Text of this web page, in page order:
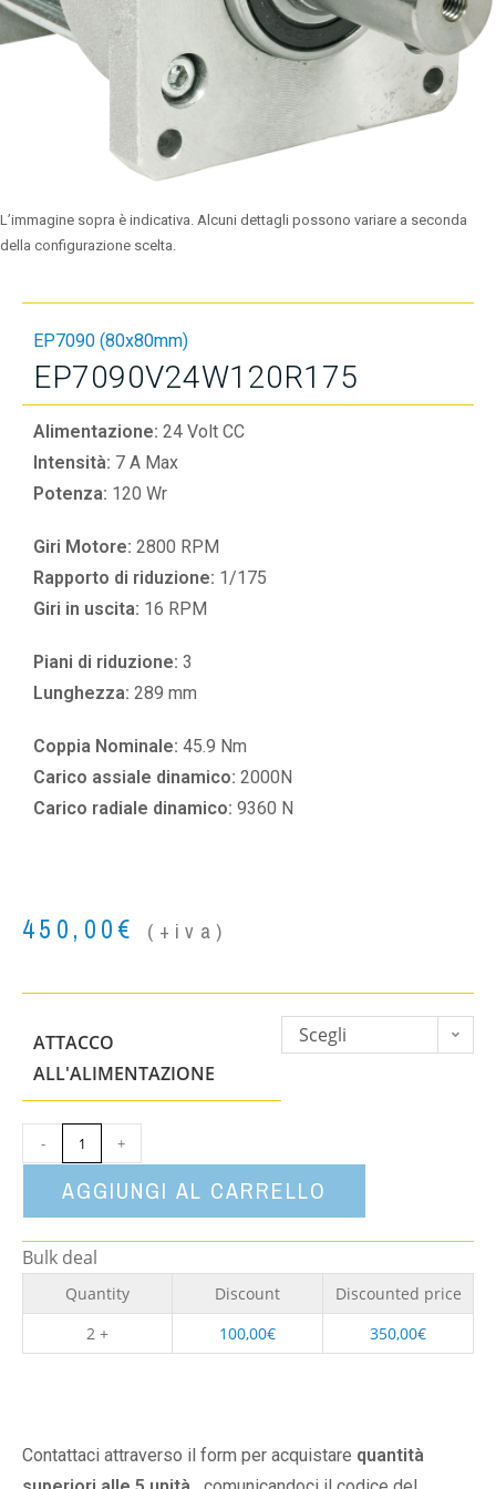
L’immagine sopra è indicativa. Alcuni dettagli possono variare a seconda
della configurazione scelta.
EP7090 (80x80mm)
EP7090V24W120R175
Alimentazione: 24 Volt CC
Intensità: 7 A Max
Potenza: 120 Wr
Giri Motore: 2800 RPM
Rapporto di riduzione: 1/175
Giri in uscita: 16 RPM
Piani di riduzione: 3
Lunghezza: 289 mm
Coppia Nominale: 45.9 Nm
Carico assiale dinamico: 2000N
Carico radiale dinamico: 9360 N
450,00€ (+iva)
ATTACCO
ALL'ALIMENTAZIONE
Scegli
- +
AGGIUNGI AL CARRELLO
Bulk deal
Quantity Discount
Discounted price
2 +
100,00€ 350,00€
Contattaci attraverso il form per acquistare quantità